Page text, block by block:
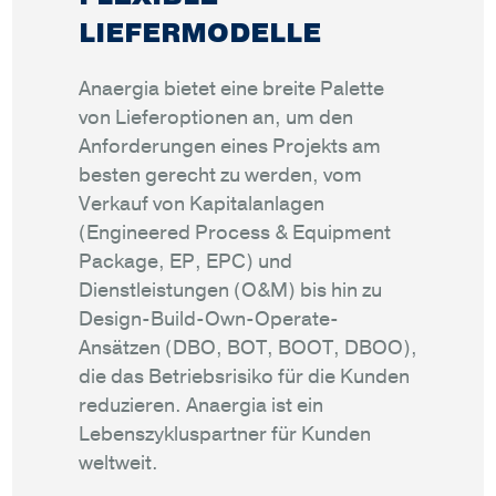
LIEFERMODELLE
Anaergia bietet eine breite Palette
von Lieferoptionen an, um den
Anforderungen eines Projekts am
besten gerecht zu werden, vom
Verkauf von Kapitalanlagen
(Engineered Process & Equipment
Package, EP, EPC) und
Dienstleistungen (O&M) bis hin zu
Design-Build-Own-Operate-
Ansätzen (DBO, BOT, BOOT, DBOO),
die das Betriebsrisiko für die Kunden
reduzieren. Anaergia ist ein
Lebenszykluspartner für Kunden
weltweit.